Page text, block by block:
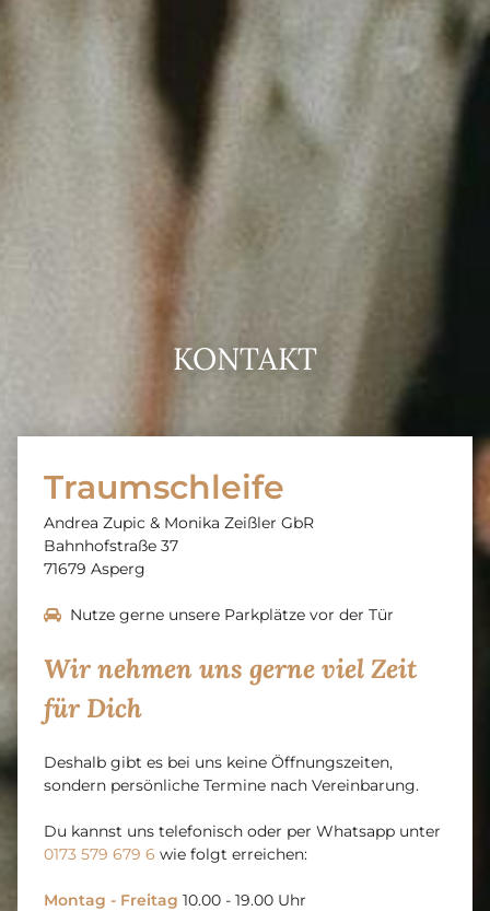
ZU DEN DESIGNERN
KONTAKT
Traumschleife
Andrea Zupic & Monika Zeißler GbR
Bahnhofstraße 37
71679 Asperg
 Nutze gerne unsere Parkplätze vor der Tür
Wir nehmen uns gerne viel Zeit
für Dich
Deshalb gibt es bei uns keine Öffnungszeiten,
sondern persönliche Termine nach Vereinbarung.
Du kannst uns telefonisch oder per Whatsapp unter
0173 579 679 6 wie folgt erreichen:
Montag - Freitag 10.00 - 19.00 Uhr